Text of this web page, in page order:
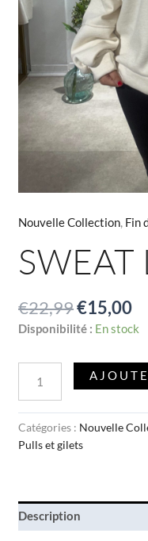
Nouvelle Collection, Fin
SWEAT
€22,99€15,00
Disponibilité : En stock
Catégories : Nouvelle
Pulls et gilets
Description